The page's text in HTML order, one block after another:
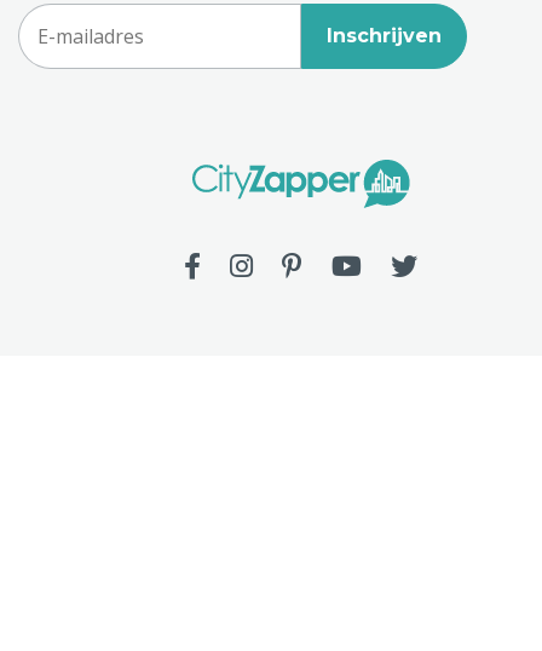
Inschrijven